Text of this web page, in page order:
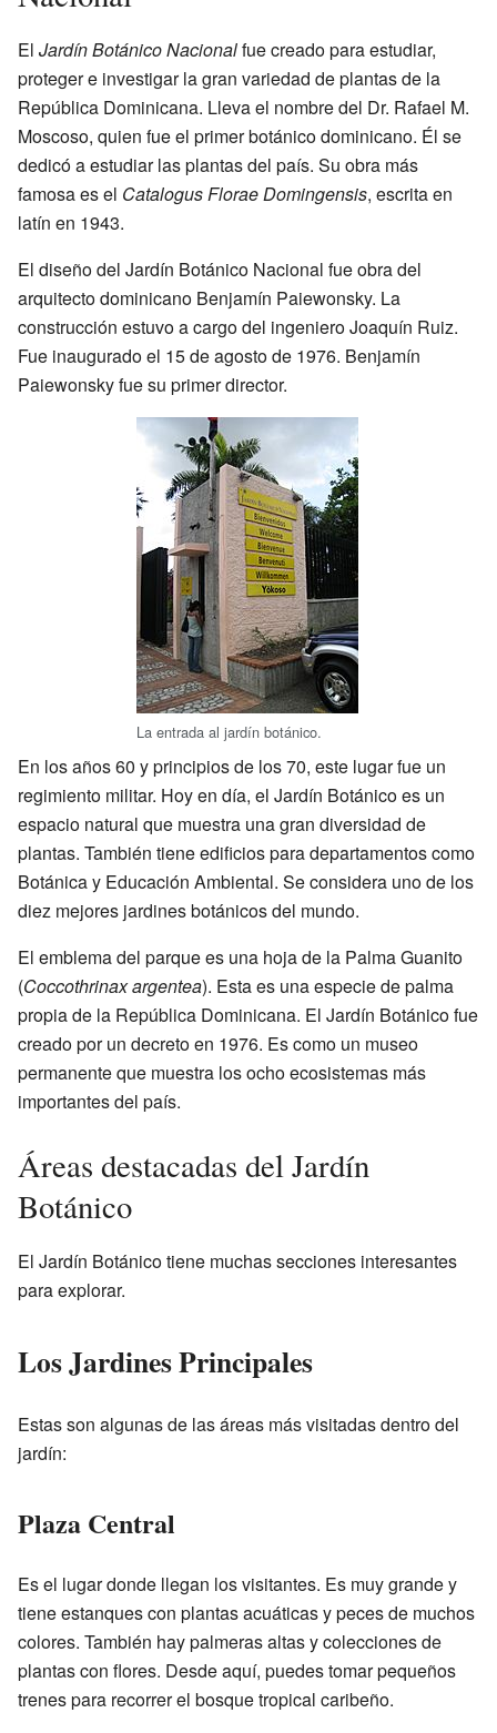
El Jardín Botánico Nacionalfue creado para estudiar,
proteger e investigar la gran variedad de plantas de la
República Dominicana. Lleva el nombre del Dr. Rafael M.
Moscoso, quien fue el primer botánico dominicano. Él se
dedicó a estudiar las plantas del país. Su obra más
famosa es el Catalogus Florae Domingensis, escrita en
latín en 1943.
El diseño del Jardín Botánico Nacional fue obra del
arquitecto dominicano Benjamín Paiewonsky. La
construcción estuvo a cargo del ingeniero Joaquín Ruiz.
Fue inaugurado el 15 de agosto de 1976. Benjamín
Paiewonsky fue su primer director.
La entrada al jardín botánico.
En los años 60 y principios de los 70, este lugar fue un
regimiento militar. Hoy en día, el Jardín Botánico es un
espacio natural que muestra una gran diversidad de
plantas. También tiene edificios para departamentos como
Botánica y Educación Ambiental. Se considera uno de los
diez mejores jardines botánicos del mundo.
El emblema del parque es una hoja de la Palma Guanito
(Coccothrinax argentea). Esta es una especie de palma
propia de la República Dominicana. El Jardín Botánico fue
creado por un decreto en 1976. Es como un museo
permanente que muestra los ocho ecosistemas más
importantes del país.
Áreas destacadas del Jardín
Botánico
El Jardín Botánico tiene muchas secciones interesantes
para explorar.
Los Jardines Principales
Estas son algunas de las áreas más visitadas dentro del
jardín:
Plaza Central
Es el lugar donde llegan los visitantes. Es muy grande y
tiene estanques con plantas acuáticas y peces de muchos
colores. También hay palmeras altas y colecciones de
plantas con flores. Desde aquí, puedes tomar pequeños
trenes para recorrer el bosque tropical caribeño.